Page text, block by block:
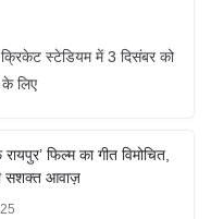
क्रिकेट स्टेडियम में 3 दिसंबर को
के लिए
फिल्म का गीत विमोचित,
सशक्त आवाज़